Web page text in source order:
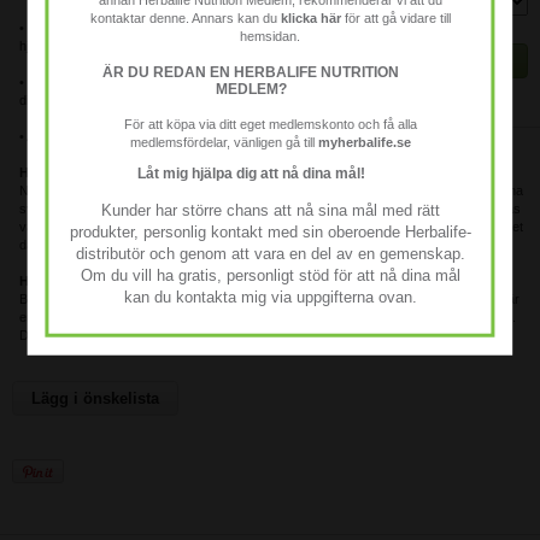
• En kopp Instant örtdryck innehåller 85 mg koffein som
hjälper dig att vara alert och ökar koncentrationsförmågan.
• Vårt gröna te har genomgått vattenextrahering för att ge
• Avnjuts varm eller kall, du bestämmer själv.
Hur kan Instant Örtdryck hjälpa dig?
svårt att koncentrera sig. Instant örtdryck är en uppfriskande dryck som kan avnjutas
varm eller kall och bara innehåller 6 kcal per portion – ett bra sätt att hjälpa dig med det
dagliga rekommenderade vätskeintaget.
Hur använder du Instant Örtdryck?
Blanda en halv tesked (ca 1,7 g) med 2,5 dl varmt eller kallt vatten. Instant örtdryck är
Den innehåller bara 6,2 kcal per portion.
kontaktar denne. Annars kan du klicka härför att gå vidare till
hemsidan.
ÄR DU REDAN EN HERBALIFE NUTRITION
MEDLEM?
För att köpa via ditt eget medlemskonto och få alla
medlemsfördelar, vänligen gå till myherbalife.se
Låt mig hjälpa dig att nå dina mål!
Kunder har större chans att nå sina mål med rätt
produkter, personlig kontakt med sin oberoende Herbalife-
distributör och genom att vara en del av en gemenskap.
Om du vill ha gratis, personligt stöd för att nå dina mål
kan du kontakta mig via uppgifterna ovan.